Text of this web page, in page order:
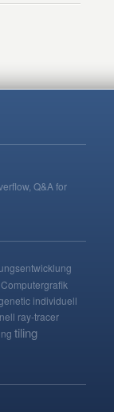
Computergrafik
individuell
ray-tracer
tiling